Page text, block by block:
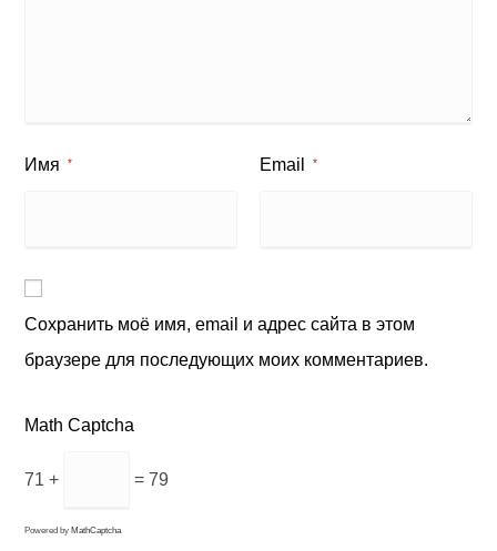
Имя * Email *
Сохранить моё имя, email и адрес сайта в этом
браузере для последующих моих комментариев.
Math Captcha
71 + = 79
Powered by MathCaptcha